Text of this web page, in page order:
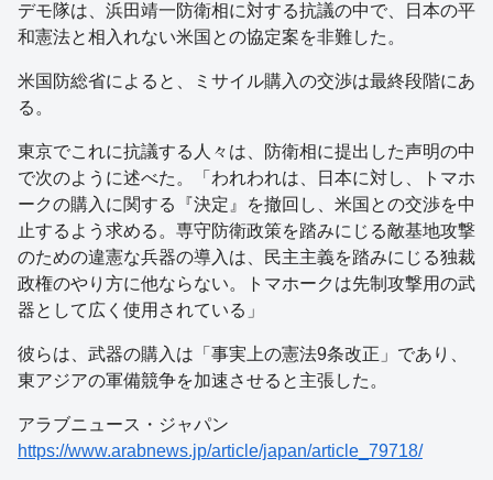
デモ隊は、浜田靖一防衛相に対する抗議の中で、日本の平
和憲法と相入れない米国との協定案を非難した。
米国防総省によると、ミサイル購入の交渉は最終段階にあ
る。
東京でこれに抗議する人々は、防衛相に提出した声明の中
で次のように述べた。「われわれは、日本に対し、トマホ
ークの購入に関する『決定』を撤回し、米国との交渉を中
止するよう求める。専守防衛政策を踏みにじる敵基地攻撃
のための違憲な兵器の導入は、民主主義を踏みにじる独裁
政権のやり方に他ならない。トマホークは先制攻撃用の武
器として広く使用されている」
彼らは、武器の購入は「事実上の憲法9条改正」であり、
東アジアの軍備競争を加速させると主張した。
アラブニュース・ジャパン
https://www.arabnews.jp/article/japan/article_79718/